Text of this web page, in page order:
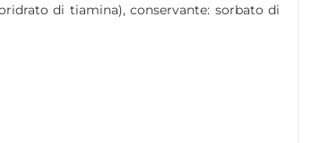
di tiamina), conservante: sorbato di